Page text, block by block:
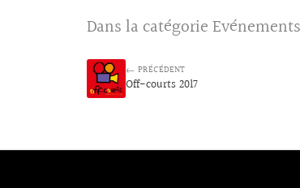
Dans la catégorieEvénements
← PRÉCÉDENT
Off-courts 2017